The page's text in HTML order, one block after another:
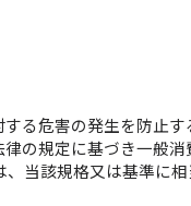
る危害の発生を防止
の規定に基づき一般
当該規格又は基準に